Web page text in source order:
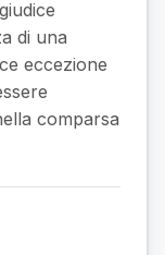
di una
eccezione
comparsa